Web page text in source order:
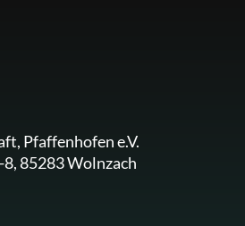
Pfaffenhofen e.V.
85283 Wolnzach